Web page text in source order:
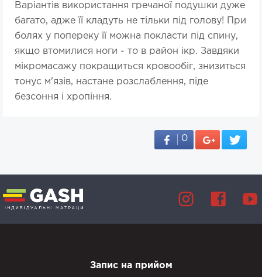
Варіантів використання гречаної подушки дуже
багато, адже її кладуть не тільки під голову! При
болях у попереку її можна покласти під спину,
якщо втомилися ноги - то в район ікр. Завдяки
мікромасажу покращиться кровообіг, знизиться
тонус м'язів, настане розслаблення, піде
безсоння і хропіння.
0
Запис на прийом